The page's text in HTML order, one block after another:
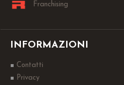
Franchising
INFORMAZIONI
Contatti
Privacy